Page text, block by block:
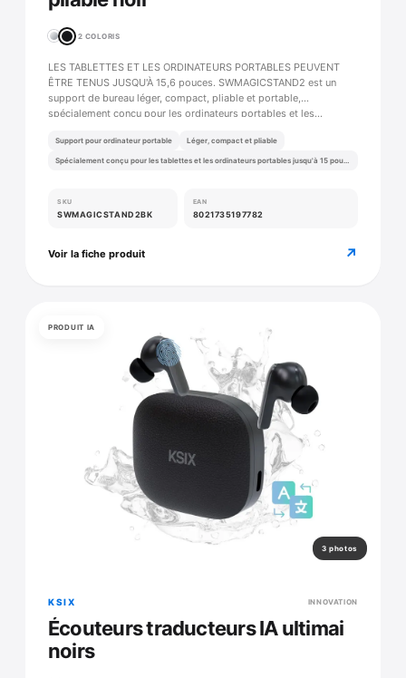
2 COLORIS
LES TABLETTES ET LES ORDINATEURS PORTABLES PEUVENT
ÊTRE TENUS JUSQU'À 15,6 pouces. SWMAGICSTAND2 est un
support de bureau léger, compact, pliable et portable,
spécialement conçu pour les ordinateurs portables et les…
Support pour ordinateur portable Léger, compact et pliable
Spécialement conçu pour les tablettes et les ordinateurs portables jusqu'à 15 pouces.
SKU
SWMAGICSTAND2BK
EAN
8021735197782
Voir la fiche produit ↗
PRODUIT IA
3 photos
KSIX INNOVATION
Écouteurs traducteurs IA ultimai
noirs